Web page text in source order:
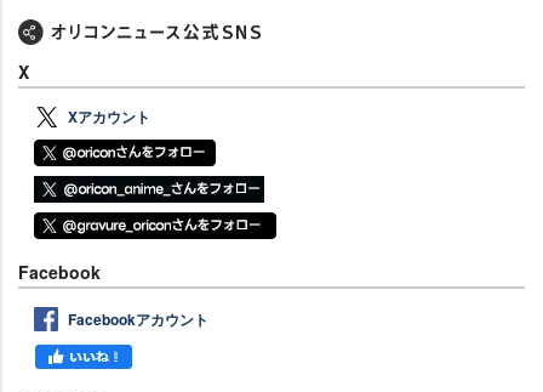
X
Xアカウント
Facebook
Facebookアカウント